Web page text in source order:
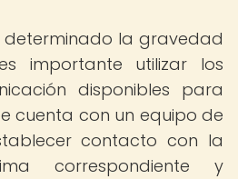
determinado la gravedad
importante utilizar los
disponibles para
cuenta con un equipo de
contacto con la
correspondiente y